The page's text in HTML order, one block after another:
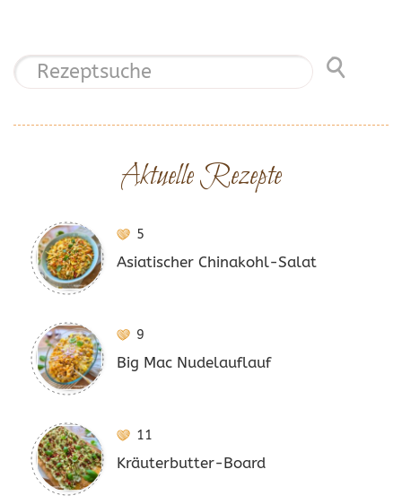
Aktuelle Rezepte
5
Asiatischer Chinakohl-Salat
9
Big Mac Nudelauflauf
11
Kräuterbutter-Board